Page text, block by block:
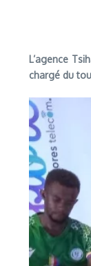
L’agence
chargé du